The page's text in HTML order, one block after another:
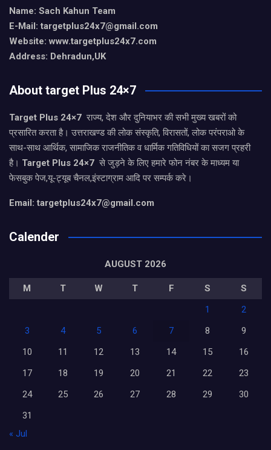
Name: Sach Kahun Team
E-Mail: targetplus24x7@gmail.com
Website: www.targetplus24x7.com
Address: Dehradun,UK
About target Plus 24×7
Target Plus 24×7 राज्य, देश और दुनियाभर की सभी मुख्य खबरों को
प्रसारित करता है। उत्तराखण्ड की लोक संस्कृति, विरासतों, लोक परंपराओ के
साथ-साथ आर्थिक, सामाजिक राजनीतिक व धार्मिक गतिविधियों का सजग प्रहरी
है। Target Plus 24×7 से जुड़ने के लिए हमारे फोन नंबर के माध्यम या
फेसबुक पेज,यू-ट्यूब चैनल,इंस्टाग्राम आदि पर सम्पर्क करे।
Email: targetplus24x7@gmail.com
Calender
AUGUST 2026
M T W T F S
S
1
2
3
4 5 6 7 8
9
10
11 12 13 14 15
16
17
18 19 20 21 22
23
24
25 26 27 28 29
30
31
« Jul